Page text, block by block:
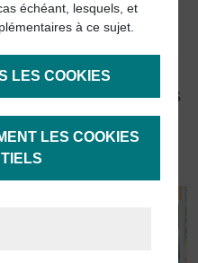
États-Unis, du
de la Suisse,
tchèque ont laissé
positive à tous les
échéant, lesquels, et
à ce sujet.
LES COOKIES
LES COOKIES